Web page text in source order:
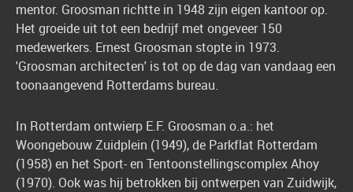
mentor. Groosman richtte in 1948 zijn eigen kantoor op.
Het groeide uit tot een bedrijf met ongeveer 150
medewerkers. Ernest Groosman stopte in 1973.
'Groosman architecten' is tot op de dag van vandaag een
toonaangevend Rotterdams bureau.
In Rotterdam ontwierp E.F. Groosman o.a.: het
Woongebouw Zuidplein (1949), de Parkflat Rotterdam
(1958) en het Sport- en Tentoonstellingscomplex Ahoy
(1970). Ook was hij betrokken bij ontwerpen van Zuidwijk,